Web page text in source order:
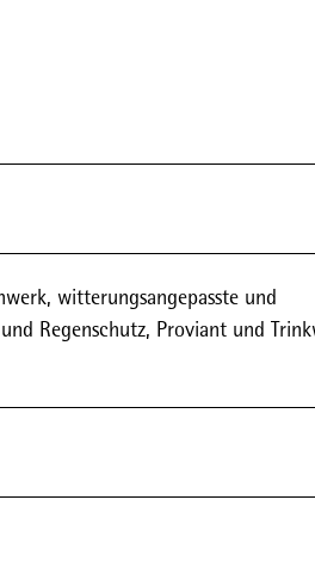
witterungsangepasste und
Regenschutz, Proviant und